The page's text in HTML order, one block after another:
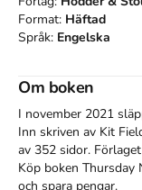
Format: Häftad
Språk: Engelska
Om boken
I november 2021
Inn skriven av Kit
av 352 sidor.
Köp boken Thursday
och spara pengar.